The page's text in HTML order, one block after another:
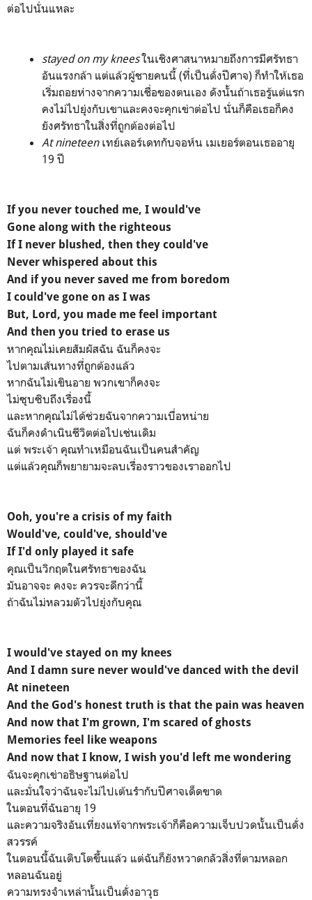
ต่อไปนั่นแหละ
stayed on my kneesในเชิงศาสนาหมายถึงการมีศรัทธา
อันแรงกล้า แต่แล้วผู้ชายคนนี้ (ที่เป็นดั่งปีศาจ) ก็ทำให้เธอ
เริ่มถอยห่างจากความเชื่อของตนเอง ดังนั้นถ้าเธอรู้แต่แรก
คงไม่ไปยุ่งกับเขาและคงจะคุกเข่าต่อไป นั่นก็คือเธอก็คง
ยังศรัทธาในสิ่งที่ถูกต้องต่อไป
At nineteenเทย์เลอร์เดทกับจอห์น เมเยอร์ตอนเธออายุ
19 ปี
If you never touched me, I would've
Gone along with the righteous
If I never blushed, then they could've
Never whispered about this
And if you never saved me from boredom
I could've gone on as I was
But, Lord, you made me feel important
And then you tried to erase us
หากคุณไม่เคยสัมผัสฉัน ฉันก็คงจะ
ไปตามเส้นทางที่ถูกต้องแล้ว
หากฉันไม่เขินอาย พวกเขาก็คงจะ
ไม่ซุบซิบถึงเรื่องนี้
และหากคุณไม่ได้ช่วยฉันจากความเบื่อหน่าย
ฉันก็คงดำเนินชีวิตต่อไปเช่นเดิม
แต่ พระเจ้า คุณทำเหมือนฉันเป็นคนสำคัญ
แต่แล้วคุณก็พยายามจะลบเรื่องราวของเราออกไป
Ooh, you're a crisis of my faith
Would've, could've, should've
If I'd only played it safe
คุณเป็นวิกฤตในศรัทธาของฉัน
มันอาจจะ คงจะ ควรจะดีกว่านี้
ถ้าฉันไม่หลวมตัวไปยุ่งกับคุณ
I would've stayed on my knees
And I damn sure never would've danced with the devil
At nineteen
And the God's honest truth is that the pain was heaven
And now that I'm grown, I'm scared of ghosts
Memories feel like weapons
And now that I know, I wish you'd left me wondering
ฉันจะคุกเข่าอธิษฐานต่อไป
และมั่นใจว่าฉันจะไม่ไปเต้นรำกับปีศาจเด็ดขาด
ในตอนที่ฉันอายุ 19
และความจริงอันเที่ยงแท้จากพระเจ้าก็คือความเจ็บปวดนั้นเป็นดั่ง
สวรรค์
ในตอนนี้ฉันเติบโตขึ้นแล้ว แต่ฉันก็ยังหวาดกลัวสิ่งที่ตามหลอก
หลอนฉันอยู่
ความทรงจำเหล่านั้นเป็นดั่งอาวุธ